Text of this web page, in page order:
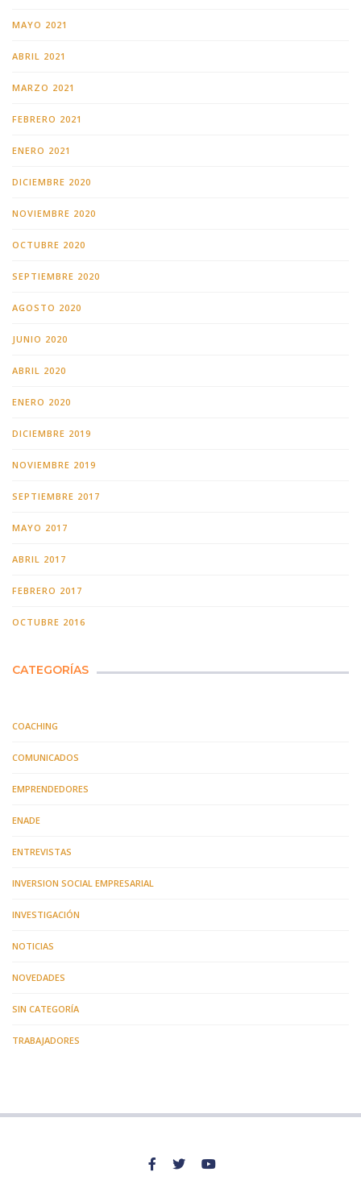
MAYO 2021
ABRIL 2021
MARZO 2021
FEBRERO 2021
ENERO 2021
DICIEMBRE 2020
NOVIEMBRE 2020
OCTUBRE 2020
SEPTIEMBRE 2020
AGOSTO 2020
JUNIO 2020
ABRIL 2020
ENERO 2020
DICIEMBRE 2019
NOVIEMBRE 2019
SEPTIEMBRE 2017
MAYO 2017
ABRIL 2017
FEBRERO 2017
OCTUBRE 2016
CATEGORÍAS
COACHING
COMUNICADOS
EMPRENDEDORES
ENADE
ENTREVISTAS
INVERSION SOCIAL EMPRESARIAL
INVESTIGACIÓN
NOTICIAS
NOVEDADES
SIN CATEGORÍA
TRABAJADORES